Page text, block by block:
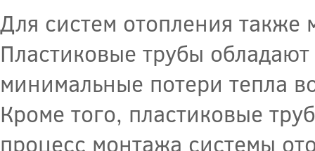
Для систем отопления также
Пластиковые трубы
минимальные потери тепла
Кроме того, пластиковые
процесс монтажа системы